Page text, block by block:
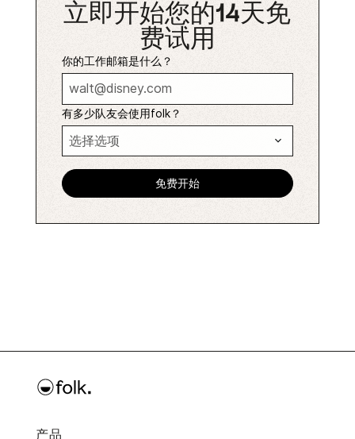
立即开始您的14天免
费试用
你的工作邮箱是什么？
有多少队友会使用folk？
产品